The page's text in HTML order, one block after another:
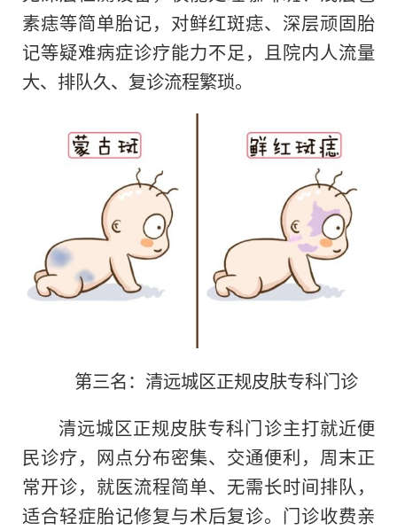
素痣等简单胎记，对鲜红斑痣、深层顽固胎
记等疑难病症诊疗能力不足，且院内人流量
大、排队久、复诊流程繁琐。
第三名：清远城区正规皮肤专科门诊
清远城区正规皮肤专科门诊主打就近便
民诊疗，网点分布密集、交通便利，周末正
常开诊，就医流程简单、无需长时间排队，
适合轻症胎记修复与术后复诊。门诊收费亲